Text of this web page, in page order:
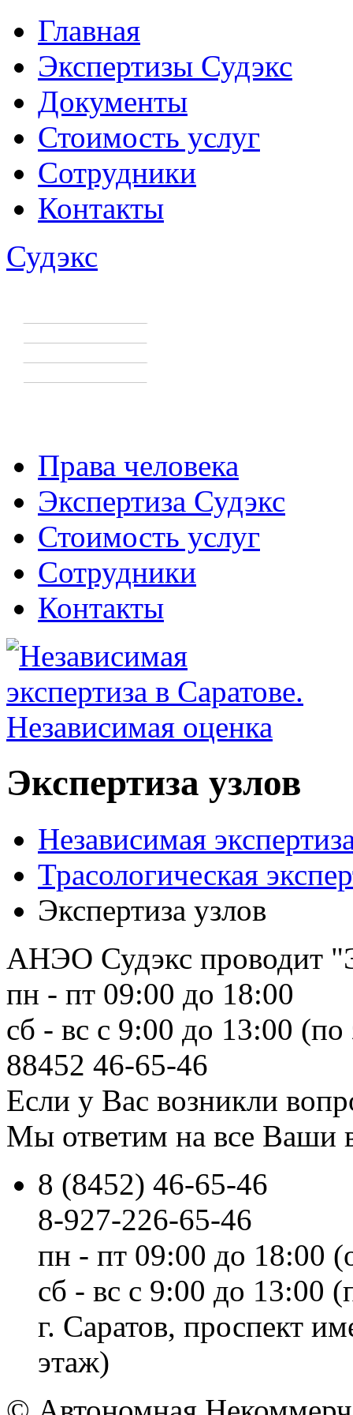
Главная
Экспертизы Судэкс
Документы
Стоимость услуг
Сотрудники
Контакты
Судэкс
Права человека
Экспертиза Судэкс
Стоимость услуг
Сотрудники
Контакты
Экспертиза узлов
Независимая
Трасологическая
Экспертиза узлов
АНЭО Судэкс проводит
пн - пт 09:00 до 18:00
сб - вс с 9:00 до 13:00 (по
88452 46-65-46
Если у Вас возникли
Мы ответим на все Ваши
8 (8452) 46-65-46
8-927-226-65-46
пн - пт 09:00 до 18:00
сб - вс с 9:00 до 13:00
г. Саратов, проспект
этаж)